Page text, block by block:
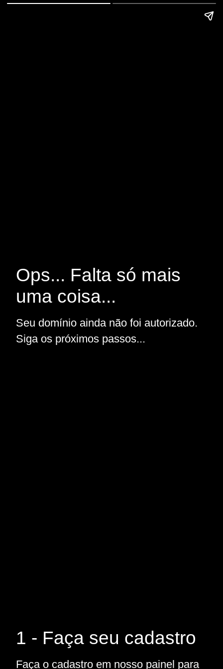
Ops... Falta só mais
uma coisa...
Seu domínio ainda não foi autorizado.
Siga os próximos passos...
1 - Faça seu cadastro
Faça o cadastro em nosso painel para